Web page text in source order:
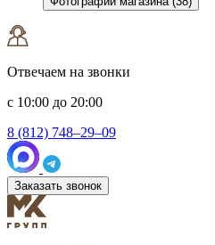
Отвечаем на звонки
с 10:00 до 20:00
8 (812) 748–29–09
Заказать звонок